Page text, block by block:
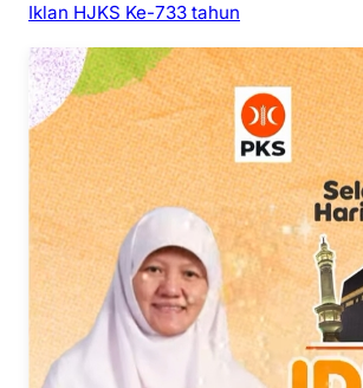
Iklan HJKS Ke-733 tahun